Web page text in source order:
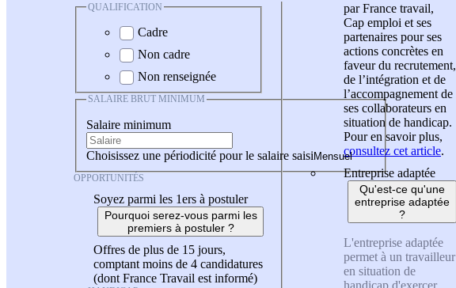
QUALIFICATION
Cadre
Non cadre
Non renseignée
SALAIRE BRUT MINIMUM
Salaire minimum
Choisissez une périodicité pour le salaire saisi
OPPORTUNITÉS
Soyez parmi les 1ers à postuler
Pourquoi serez-vous parmi les
premiers à postuler ?
Offres de plus de 15 jours,
comptant moins de 4 candidatures
(dont France Travail est informé)
par France travail,
Cap emploi et ses
partenaires pour ses
actions concrètes en
faveur du recrutement,
de l’intégration et de
l’accompagnement de
ses collaborateurs en
situation de handicap.
Pour en savoir plus,
consultez cet article.
Entreprise adaptée
Qu'est-ce qu'une
entreprise adaptée
?
L'entreprise adaptée
permet à un travailleur
en situation de
handicap d'exercer